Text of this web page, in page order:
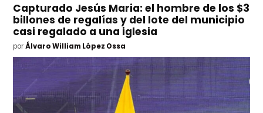
Capturado Jesús Maria: el hombre de los $3
billones de regalías y del lote del municipio
casi regalado a una iglesia
por Álvaro William López Ossa